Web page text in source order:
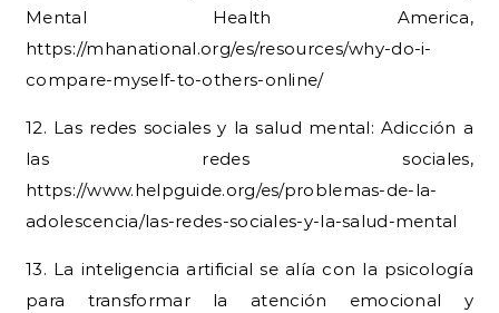
Mental Health America,
https://mhanational.org/es/resources/why-do-i-
compare-myself-to-others-online/
12. Las redes sociales y la salud mental: Adicción a
las redes sociales,
https://www.helpguide.org/es/problemas-de-la-
adolescencia/las-redes-sociales-y-la-salud-mental
13. La inteligencia artificial se alía con la psicología
para transformar la atención emocional y